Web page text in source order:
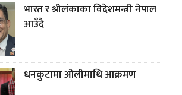
भारत र श्रीलंकाका विदेशमन्त्री नेपाल
आउँदै
धनकुटामा ओलीमाथि आक्रमण